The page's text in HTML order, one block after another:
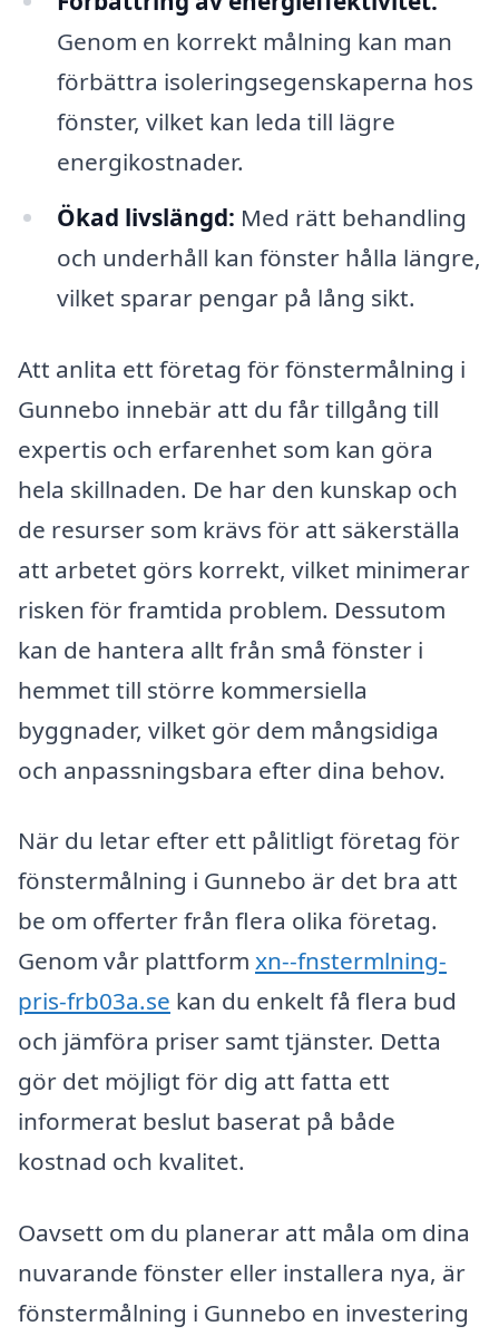
Genom en korrekt målning kan man
förbättra isoleringsegenskaperna hos
fönster, vilket kan leda till lägre
energikostnader.
Ökad livslängd: Med rätt behandling
och underhåll kan fönster hålla längre,
vilket sparar pengar på lång sikt.
Att anlita ett företag för fönstermålning i
Gunnebo innebär att du får tillgång till
expertis och erfarenhet som kan göra
hela skillnaden. De har den kunskap och
de resurser som krävs för att säkerställa
att arbetet görs korrekt, vilket minimerar
risken för framtida problem. Dessutom
kan de hantera allt från små fönster i
hemmet till större kommersiella
byggnader, vilket gör dem mångsidiga
och anpassningsbara efter dina behov.
När du letar efter ett pålitligt företag för
fönstermålning i Gunnebo är det bra att
be om offerter från flera olika företag.
Genom vår plattform xn--fnstermlning-
pris-frb03a.se kan du enkelt få flera bud
och jämföra priser samt tjänster. Detta
gör det möjligt för dig att fatta ett
informerat beslut baserat på både
kostnad och kvalitet.
Oavsett om du planerar att måla om dina
nuvarande fönster eller installera nya, är
fönstermålning i Gunnebo en investering